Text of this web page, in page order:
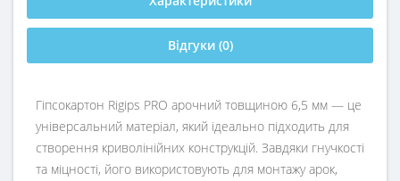
Відгуки (0)
Гіпсокартон Rigips PRO арочний товщиною 6,5 мм — це
універсальний матеріал, який ідеально підходить для
створення криволінійних конструкцій. Завдяки гнучкості
та міцності, його використовують для монтажу арок,